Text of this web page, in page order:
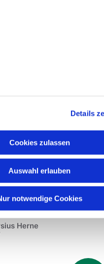
Details
Cookies zulassen
Auswahl erlauben
notwendige Cookies
Herne